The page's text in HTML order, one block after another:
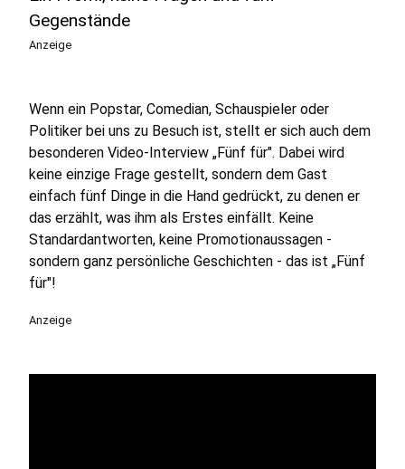
Gegenstände
Anzeige
Wenn ein Popstar, Comedian, Schauspieler oder
Politiker bei uns zu Besuch ist, stellt er sich auch dem
besonderen Video-Interview „Fünf für". Dabei wird
keine einzige Frage gestellt, sondern dem Gast
einfach fünf Dinge in die Hand gedrückt, zu denen er
das erzählt, was ihm als Erstes einfällt. Keine
Standardantworten, keine Promotionaussagen -
sondern ganz persönliche Geschichten - das ist „Fünf
für"!
Anzeige